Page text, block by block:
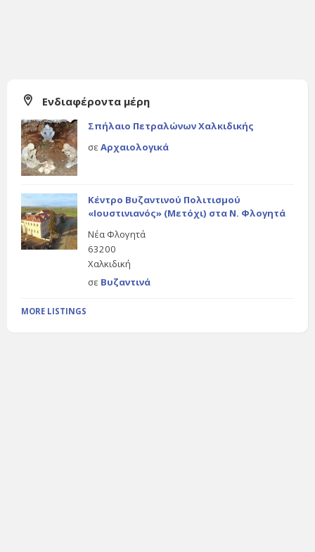
Ενδιαφέροντα μέρη
Σπήλαιο Πετραλώνων Χαλκιδικής
σε Αρχαιολογικά
Κέντρο Βυζαντινού Πολιτισμού
«Ιουστινιανός» (Μετόχι) στα Ν. Φλογητά
Νέα Φλογητά
63200
Χαλκιδική
σε Βυζαντινά
MORE LISTINGS